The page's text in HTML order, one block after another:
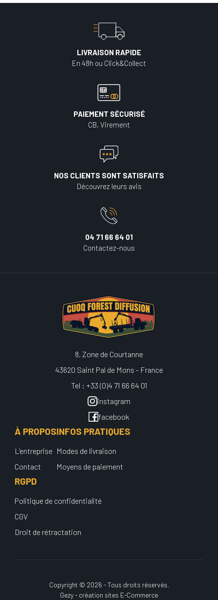
LIVRAISON RAPIDE
En 48h ou Click&Collect
PAIEMENT SÉCURISÉ
CB, Virement
NOS CLIENTS SONT SATISFAITS
Découvrez leurs avis
04 71 66 64 01
Contactez-nous
8, Zone de Courtanne
43620 Saint Pal de Mons - France
Tel : +33 (0)4 71 66 64 01
instagram
facebook
À PROPOS
L'entreprise
Contact
INFOS PRATIQUES
Modes de livraison
Moyens de paiement
RGPD
Politique de confidentialité
CGV
Droit de rétractation
Copyright © 2026 - Tous droits réservés.
Gezy - création sites E-Commerce